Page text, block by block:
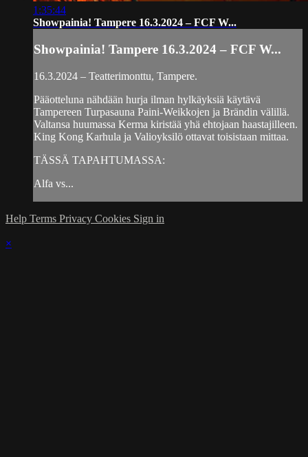
1:35:44
Showpainia! Tampere 16.3.2024 – FCF W...
Showpainia! Tampere 16.3.2024 – FCF W...
16.3.2024 – Teatterimonttu, Tampere.
Pääotteluna nähdään hurja ilman hylkäyksiä käytävä
Tampereen Turpasauna Paini-Weikkojen ja Brändin välillä.
Valtansa huumassa Kerma kiristää yhä ehtojaan haastajilleen.
King Kong Karhula ja Valioyksilö ottavat toisistaan mittaa.
TÄSSÄ TAPAHTUMASSA:
Alfa vs...
Help Terms Privacy Cookies Sign in
×